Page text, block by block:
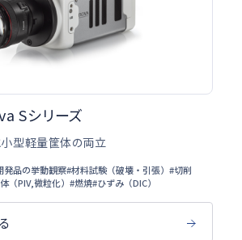
Sシリーズ
型軽量筐体の両立
発品の挙動観察#材料試験（破壊・引張）#切削
（PIV,微粒化）#燃焼#ひずみ（DIC）